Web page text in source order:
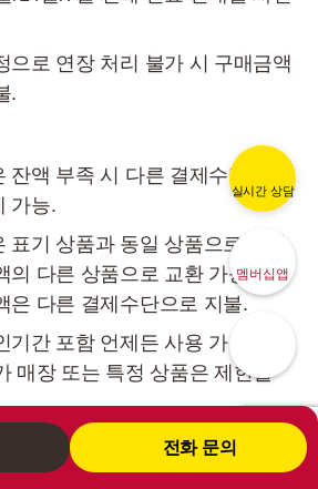
으로 연장 처리 불가 시 구매금액
.
잔액 부족 시 다른 결제수단과
가능.
표기 상품과 동일 상품으로 교환.
의 다른 상품으로 교환 가능하며
은 다른 결제수단으로 지불.
기간 포함 언제든 사용 가능하나,
매장 또는 특정 상품은 제한될
는 금액권만으로 결제 시 스탬프
(이벤트 발행분 등 포함).
멤버십앱
실시간 상담
전화 문의